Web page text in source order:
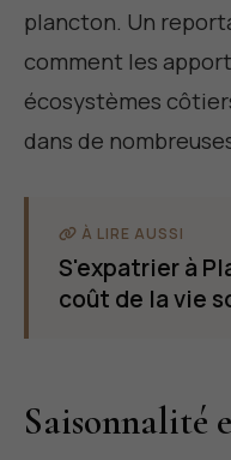
plancton. Un
comment les
écosystèmes
dans de
À LIRE AUSSI
S'expatrier à
coût de la vie
Saisonnalité